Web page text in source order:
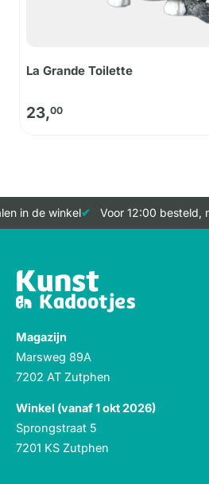
La Grande Toilette
23,00
in de winkel Voor 12:00 besteld,
Magazijn
Marsweg 89A
7202 AT Zutphen
Winkel (vanaf 1 okt 2026)
Sprongstraat 5
7201 KS Zutphen